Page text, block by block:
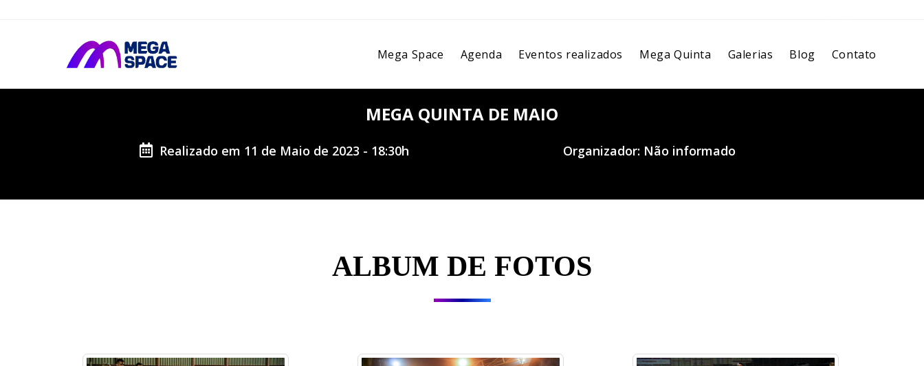
Mega Space Agenda Eventos realizados Mega Quinta Galerias Blog Contato
MEGA QUINTA DE MAIO
Realizado em 11 de Maio de 2023 - 18:30h Organizador: Não informado
ALBUM DE FOTOS